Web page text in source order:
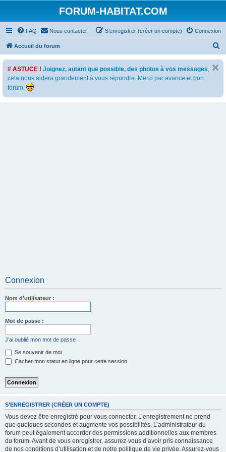
FORUM-HABITAT.COM
FAQ Nous contacter Connexion
S’enregistrer (créer un compte)
Accueil du forum
e
# ASTUCE ! Joignez, autant que possible, des photos à vos messages,
cela nous aidera grandement à vous répondre. Merci par avance et bon
forum.
Connexion
Nom d’utilisateur :
Mot de passe :
J’ai oublié mon mot de passe
Se souvenir de moi
Cacher mon statut en ligne pour cette session
S’ENREGISTRER (CRÉER UN COMPTE)
Vous devez être enregistré pour vous connecter. L’enregistrement ne prend
que quelques secondes et augmente vos possibilités. L’administrateur du
forum peut également accorder des permissions additionnelles aux membres
du forum. Avant de vous enregistrer, assurez-vous d’avoir pris connaissance
de nos conditions d’utilisation et de notre politique de vie privée. Assurez-vous